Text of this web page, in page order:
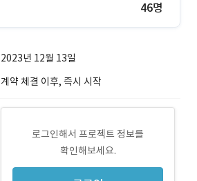
46명
2023년 12월 13일
계약 체결 이후, 즉시 시작
로그인해서 프로젝트 정보를
확인해보세요.